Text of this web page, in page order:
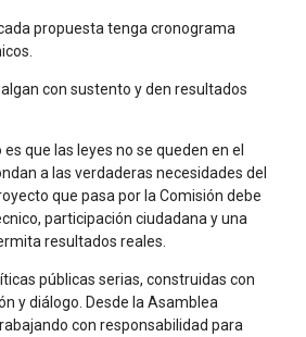
propuesta tenga cronograma
con sustento y den resultados
que las leyes no se queden en el
a las verdaderas necesidades del
que pasa por la Comisión debe
participación ciudadana y una
resultados reales.
públicas serias, construidas con
y diálogo. Desde la Asamblea
con responsabilidad para